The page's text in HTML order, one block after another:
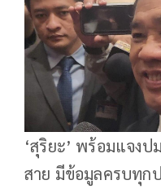
‘สุริยะ’ พร้อมแจง
สาย มีข้อมูลครบทุก